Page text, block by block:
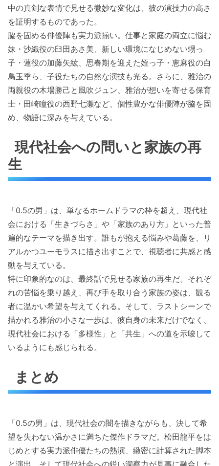
中の真剣な表情で見せる微妙な変化は、彼の演技力の高さ
を証明するものであった。
脇を固める俳優陣も実力派揃い。仕事と家庭の両立に悩む
妹・沙織役の臼田あさ美、新しい環境になじめない甥っ
子・蓮役の加藤矢紘、思春期を迎えた姪っ子・恵麻役の白
鳥玉季ら、子役たちの自然な演技も光る。さらに、雅治の
両親役の木場勝己と風吹ジュン、雅治が想いを寄せる保育
士・田崎瞳役の西野七瀬など、個性豊かな俳優陣が脇を固
め、物語に深みを与えている。
現代社会への問いと家族の再
生
「0.5の男」は、単なるホームドラマの枠を超え、現代社
会における「生きづらさ」や「家族のあり方」といった普
遍的なテーマを描き出す。誰もが抱える悩みや葛藤を、リ
アルかつユーモラスに描き出すことで、視聴者に共感と感
動を与えている。
特に印象的なのは、最終話で見せる家族の再生だ。それぞ
れの苦悩を乗り越え、再び手を取り合う家族の姿は、観る
者に温かい希望を与えてくれる。そして、ラストシーンで
描かれる雅治の小さな一歩は、彼自身の未来だけでなく、
現代社会における「多様性」と「共生」への道を示唆して
いるようにも感じられる。
まとめ
「0.5の男」は、現代社会の闇を描きながらも、決して希
望を失わない温かさに満ちた傑作ドラマだ。松田龍平をは
じめとする実力派俳優たちの熱演、緻密に計算された脚本